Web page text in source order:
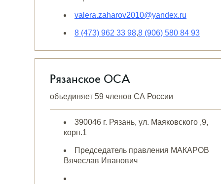
valera.zaharov2010@yandex.ru
8 (473) 962 33 98,8 (906) 580 84 93
Рязанское ОСА
объединяет 59 членов СА России
390046 г. Рязань, ул. Маяковского ,9,
корп.1
Председатель правления МАКАРОВ
Вячеслав Иванович